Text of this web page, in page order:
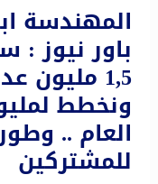
المهندسة
باور نيوز :
1,5
ونخطط
العام ..
للمشتركين